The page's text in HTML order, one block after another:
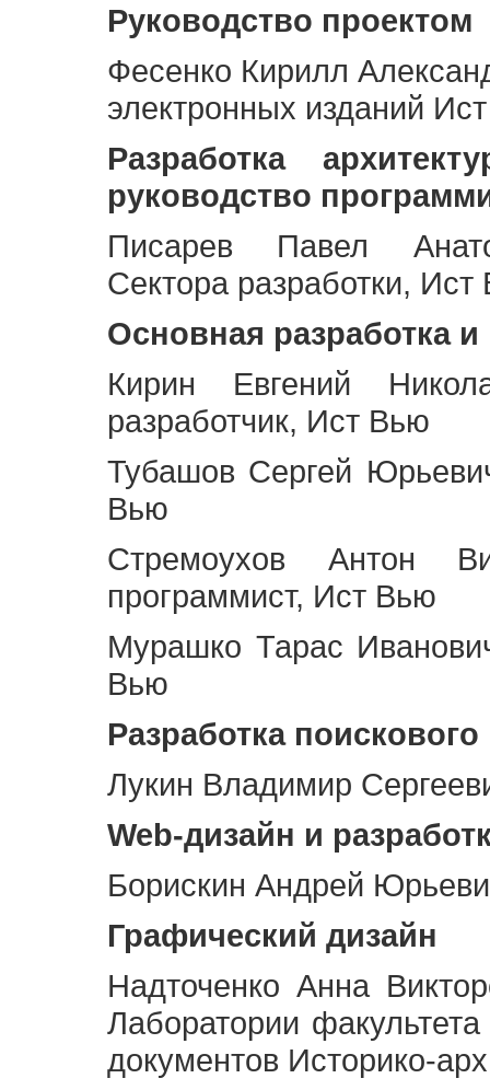
Руководство проектом
Фесенко Кирилл
электронных изданий
Разработка
руководство
Писарев Павел
Сектора разработки,
Основная разработка
Кирин Евгений
разработчик, Ист Вью
Тубашов Сергей
Вью
Стремоухов Антон
программист, Ист Вью
Мурашко Тарас
Вью
Разработка
Лукин Владимир
Web-дизайн и
Борискин Андрей
Графический дизайн
Надточенко Анна
Лаборатории
документов Историко-